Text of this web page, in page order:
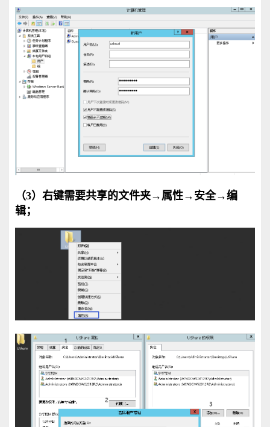
（3）右键需要共享的文件夹→属性→ 安全→编
辑；